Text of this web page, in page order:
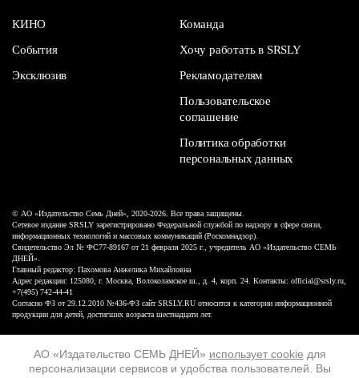
АО «Издательство СЕМЬ ДНЕЙ» использует cookie для
персонализации сервисов и удобства пользователей. Вы
КИНО
События
Эксклюзив
Команда
Хочу работать в SRSLY
Рекламодателям
Пользовательское
соглашение
Политика обработки
персональных данных
16+
© АО «Издательство Семь Дней», 2020-2026. Все права защищены.
Сетевое издание SRSLY зарегистрировано Федеральной службой по надзору в сфере связи,
информационных технологий и массовых коммуникаций (Роскомнадзор).
Свидетельство Эл № ФС77-89167 от 21 февраля 2025 г., учредитель АО «Издательство СЕМЬ
ДНЕЙ».
Главный редактор: Пахомова Анжелика Михайловна
Адрес редакции: 125080, г. Москва, Волоколамское ш., д. 4, корп. 24. Контакты: official@srsly.ru,
+7(495) 742-44-41
Согласно ФЗ от 29.12.2010 №436-ФЗ сайт SRSLY.RU относится к категории информационной
продукции для детей, достигших возраста шестнадцати лет.